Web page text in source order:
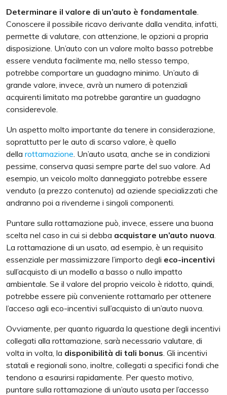
Determinare il valore di un’auto è fondamentale
Conoscere il possibile ricavo derivante dalla vendita, infatti,
permette di valutare, con attenzione, le opzioni a propria
disposizione. Un’auto con un valore molto basso potrebbe
essere venduta facilmente ma, nello stesso tempo,
potrebbe comportare un guadagno minimo. Un’auto di
grande valore, invece, avrà un numero di potenziali
acquirenti limitato ma potrebbe garantire un guadagno
considerevole.
Un aspetto molto importante da tenere in considerazione,
soprattutto per le auto di scarso valore, è quello
della rottamazione . Un’auto usata, anche se in condizioni
pessime, conserva quasi sempre parte del suo valore. Ad
esempio, un veicolo molto danneggiato potrebbe essere
venduto (a prezzo contenuto) ad aziende specializzati che
andranno poi a rivenderne i singoli componenti.
Puntare sulla rottamazione può, invece, essere una buona
scelta nel caso in cui si debba acquistare un’auto nuova
La rottamazione di un usato, ad esempio, è un requisito
essenziale per massimizzare l’importo degli eco-incentivi
sull’acquisto di un modello a basso o nullo impatto
ambientale. Se il valore del proprio veicolo è ridotto, quindi,
potrebbe essere più conveniente rottamarlo per ottenere
l’acceso agli eco-incentivi sull’acquisto di un’auto nuova.
Ovviamente, per quanto riguarda la questione degli incentivi
collegati alla rottamazione, sarà necessario valutare, di
volta in volta, la disponibilità di tali bonus . Gli incentivi
statali e regionali sono, inoltre, collegati a specifici fondi che
tendono a esaurirsi rapidamente. Per questo motivo,
puntare sulla rottamazione di un’auto usata per l’accesso